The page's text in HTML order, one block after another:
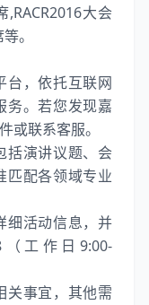
大会
。
台，依托互联网
务。若您发现嘉
或联系客服。
括演讲议题、会
匹配各领域专业
细活动信息，并
（工作日9:00-
关事宜，其他需